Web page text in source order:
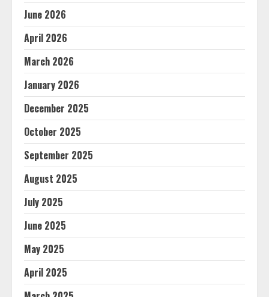
June 2026
April 2026
March 2026
January 2026
December 2025
October 2025
September 2025
August 2025
July 2025
June 2025
May 2025
April 2025